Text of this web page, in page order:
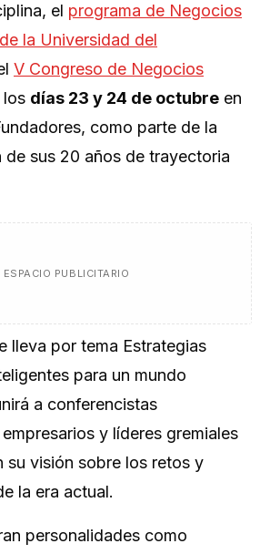
el programa de Negocios
la Universidad del
V Congreso de Negocios
los días 23 y 24 de octubre en
como parte de la
de sus 20 años de trayectoria
ESPACIO PUBLICITARIO
lleva por tema Estrategias
para un mundo
a conferencistas
y líderes gremiales
su visión sobre los retos y
la era actual.
personalidades como